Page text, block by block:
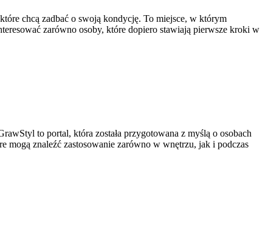
chcą zadbać o swoją kondycję. To miejsce, w którym
zarówno osoby, które dopiero stawiają pierwsze kroki w
to portal, która została przygotowana z myślą o osobach
znaleźć zastosowanie zarówno w wnętrzu, jak i podczas